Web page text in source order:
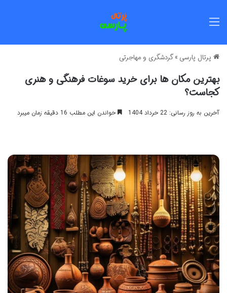
پرتال پارسی »گردشگری و مهاجرتی
بهترین مکان ها برای خرید سوغات فرهنگی و هنری
کجاست؟
آخرین به روز رسانی: 22 خرداد 1404 خواندن این مطلب 16 دقیقه زمان میبرد